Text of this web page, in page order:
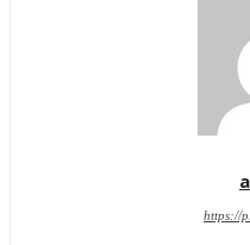
https://